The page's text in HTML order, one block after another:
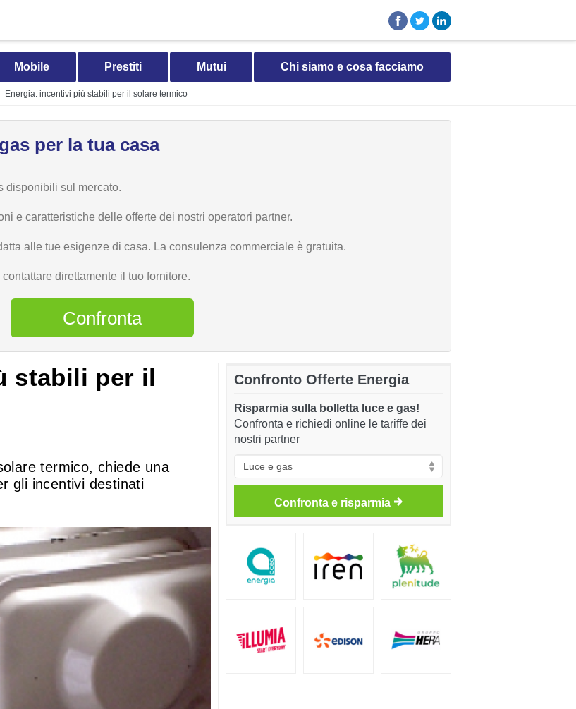
Mobile Prestiti Mutui Chi siamo e cosa facciamo
Energia: incentivi più stabili per il solare termico
per la tua casa
disponibili sul mercato.
e caratteristiche delle offerte dei nostri operatori partner.
alle tue esigenze di casa. La consulenza commerciale è gratuita.
direttamente il tuo fornitore.
Confronta
stabili per il
termico, chiede una
gli incentivi destinati
Confronto Offerte Energia
Risparmia sulla bolletta luce e gas!
Confronta e richiedi online le tariffe dei
nostri partner
Confronta e risparmia